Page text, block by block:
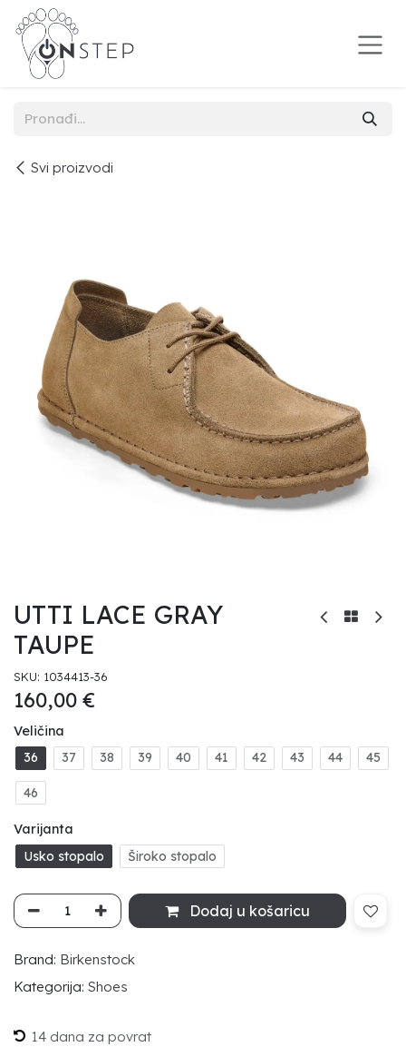
Preskoči na sadržaj
Svi proizvodi
UTTI LACE GRAY
TAUPE
SKU: 1034413-36
160,00 €
Veličina
36
37 38 39 40 41 42 43 44 45
46
Varijanta
Usko stopalo
Široko stopalo
Dodaj u košaricu
Brand: Birkenstock
Kategorija: Shoes
14 dana za povrat